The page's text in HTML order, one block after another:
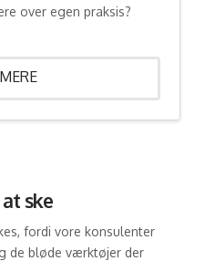
over egen praksis?
ske
fordi vore konsulenter
de bløde værktøjer der